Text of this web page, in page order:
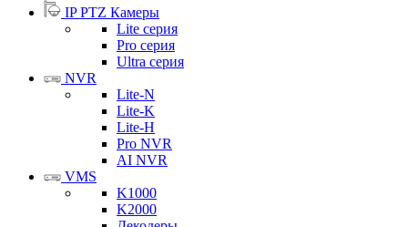
IP PTZ Камеры
Lite серия
Pro серия
Ultra серия
NVR
Lite-N
Lite-K
Lite-H
Pro NVR
AI NVR
VMS
K1000
K2000